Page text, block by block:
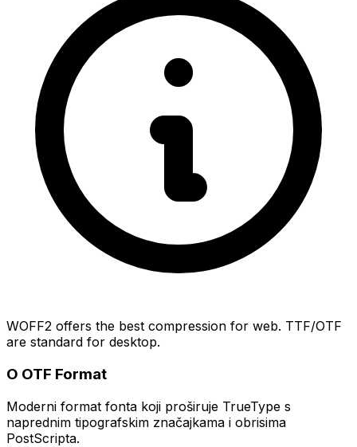
WOFF2 offers the best compression for web. TTF/OTF
are standard for desktop.
O OTF Format
Moderni format fonta koji proširuje TrueType s
naprednim tipografskim značajkama i obrisima
PostScripta.